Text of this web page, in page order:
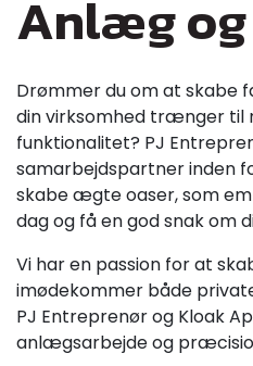
Anlæg
Drømmer du om at skabe
din virksomhed trænger til
funktionalitet? PJ
samarbejdspartner inden
skabe ægte oaser, som
dag og få en god snak
Vi har en passion for at
imødekommer både
PJ Entreprenør og Kloak
anlægsarbejde og